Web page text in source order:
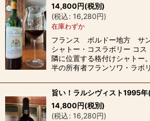
14,800円(税別)
(税込: 16,280円)
在庫わずか
フランス ボルドー地方 サ
シャトー・コスラボリー コス
隣に位置する格付けシャトー
半の所有者フランソワ・ラボ
旨い！ラルシヴィスト1995
14,800円(税別)
(税込: 16,280円)